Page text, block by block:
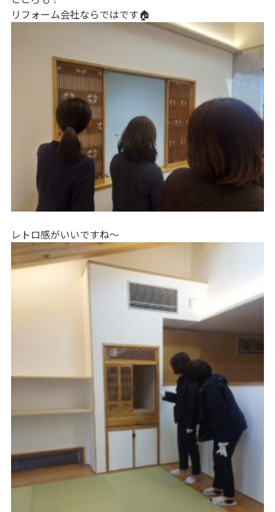
リフォーム会社ならではです🏠
レトロ感がいいですね～